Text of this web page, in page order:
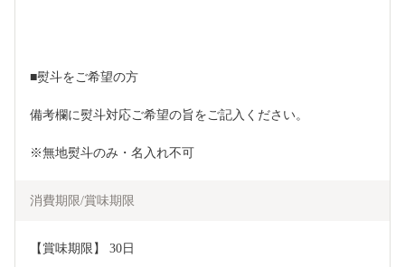
■熨斗をご希望の方
備考欄に熨斗対応ご希望の旨をご記入ください。
※無地熨斗のみ・名入れ不可
消費期限/賞味期限
【賞味期限】 30日